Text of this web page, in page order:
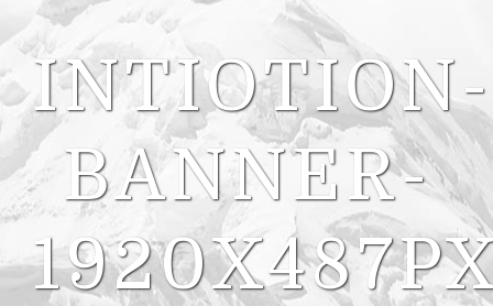
INTIOTION-
BANNER-